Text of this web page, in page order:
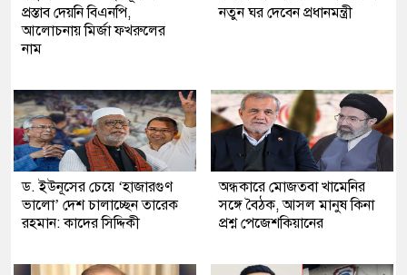
প্রস্তাব দেয়নি বিএনপি,
আলোচনায় মির্জা ফখরুলের
নাম
নতুন ঘর দেবেন প্রধানমন্ত্রী
ড. ইউনূসের চেয়ে ‘হাজারগুণ
ভালো’ দেশ চালাচ্ছেন তারেক
রহমান: কাদের সিদ্দিকী
অন্ধকারে মোজতবা খামেনির
সঙ্গে বৈঠক, আসল মানুষ কিনা
প্রশ্ন পেজেশকিয়ানের